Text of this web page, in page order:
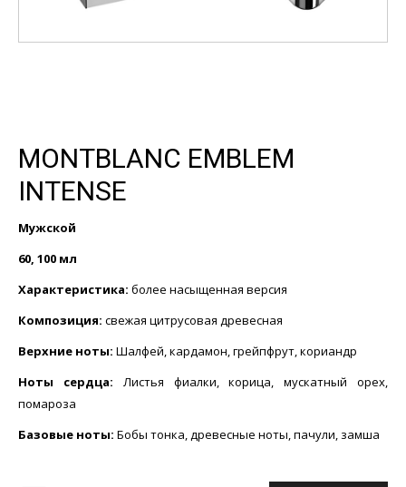
MONTBLANC EMBLEM
INTENSE
Мужской
60, 100 мл
Характеристика: более насыщенная версия
Композиция: свежая цитрусовая древесная
Верхние ноты: Шалфей, кардамон, грейпфрут, кориандр
Ноты сердца: Листья фиалки, корица, мускатный орех,
помароза
Базовые ноты: Бобы тонка, древесные ноты, пачули, замша